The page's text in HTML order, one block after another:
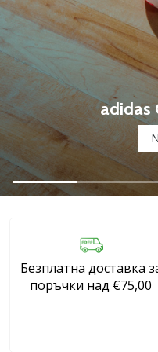
марка
Имате
ли
същата
страст
като
нас?
Присъединете
се
като
амбасадор
11. 8. 2022
adidas
Безплатна доставка
поръчки над €75,00